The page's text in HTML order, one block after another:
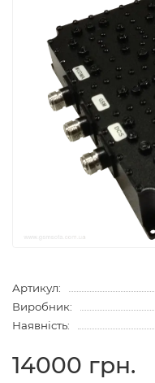
Артикул:
Виробник:
Наявність:
14000 грн.